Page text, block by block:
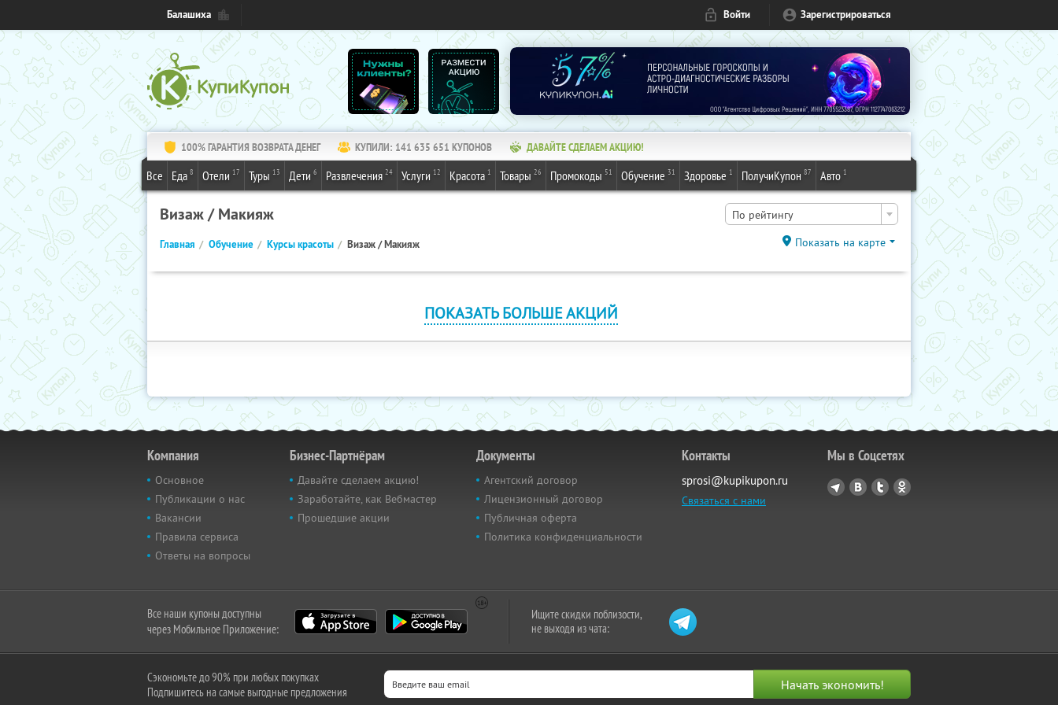
Балашиха Войти Зарегистрироваться
100% ГАРАНТИЯ ВОЗВРАТА ДЕНЕГ КУПИЛИ: 141 635 651 КУПОНОВ ДАВАЙТЕ СДЕЛАЕМ АКЦИЮ!
Все Еда 8 Отели 17 Туры 13 Дети 6 Развлечения 24 Услуги 12 Красота 1 Товары 26 Промокоды 51 Обучение 31 Здоровье 1 ПолучиКупон 87 Авто 1
Визаж / Макияж По рейтингу
Главная Обучение Курсы красоты Визаж / Макияж Показать на карте
ПОКАЗАТЬ БОЛЬШЕ АКЦИЙ
Компания
Основное
Публикации о нас
Вакансии
Правила сервиса
Ответы на вопросы
Бизнес-Партнёрам
Давайте сделаем акцию!
Заработайте, как Вебмастер
Прошедшие акции
Документы
Агентский договор
Лицензионный договор
Публичная оферта
Политика конфиденциальности
Контакты
sprosi@kupikupon.ru
Связаться с нами
Мы в Соцсетях
Все наши купоны доступны
через Мобильное Приложение:
Ищите скидки поблизости,
не выходя из чата:
Сэкономьте до 90% при любых покупках
Подпишитесь на самые выгодные предложения